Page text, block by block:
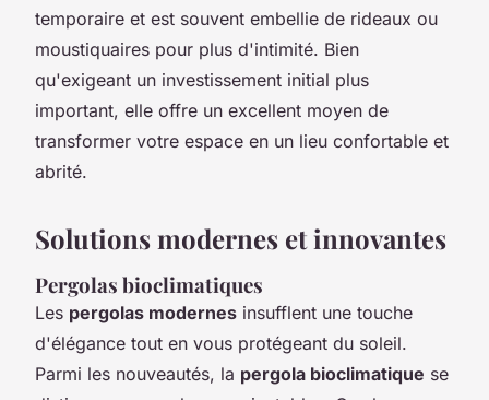
temporaire et est souvent embellie de rideaux ou
moustiquaires pour plus d'intimité. Bien
qu'exigeant un investissement initial plus
important, elle offre un excellent moyen de
transformer votre espace en un lieu confortable et
abrité.
Solutions modernes et innovantes
Pergolas bioclimatiques
Les pergolas modernes insufflent une touche
d'élégance tout en vous protégeant du soleil.
Parmi les nouveautés, la pergola bioclimatique se